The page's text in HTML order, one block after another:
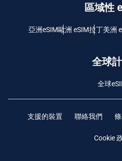
區域性
亞洲eSIM歐洲 eSIM拉丁美洲
全球
全球
支援的裝置 聯絡我們
Cookie